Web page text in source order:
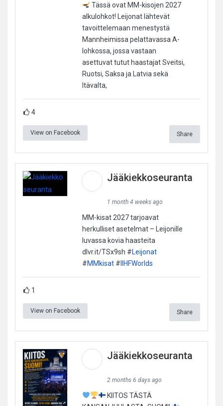
Tässä ovat MM-kisojen 2027
alkulohkot! Leijonat lähtevät
tavoittelemaan menestystä
Mannheimissa pelattavassa A-
lohkossa, jossa vastaan
asettuvat tutut haastajat Sveitsi,
Ruotsi, Saksa ja Latvia sekä
Itävalta,
4
View on Facebook Share
Jääkiekkoseuranta
1 month 4 weeks ago
MM-kisat 2027 tarjoavat
herkulliset asetelmat – Leijonille
luvassa kovia haasteita
dlvr.it/TSx9sh #Leijonat
#MMkisat#IIHFWorlds
1
View on Facebook Share
Jääkiekkoseuranta
2 months 6 days ago
KIITOS TÄSTÄ